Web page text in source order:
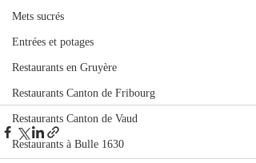
Mets sucrés
Entrées et potages
Restaurants en Gruyère
Restaurants Canton de Fribourg
Restaurants Canton de Vaud
Restaurants à Bulle 1630